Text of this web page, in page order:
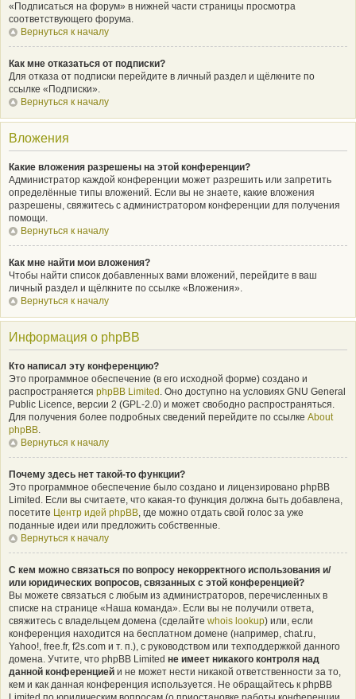
«Подписаться на форум» в нижней части страницы просмотра
соответствующего форума.
Вернуться к началу
Как мне отказаться от подписки?
Для отказа от подписки перейдите в личный раздел и щёлкните по
ссылке «Подписки».
Вернуться к началу
Вложения
Какие вложения разрешены на этой конференции?
Администратор каждой конференции может разрешить или запретить
определённые типы вложений. Если вы не знаете, какие вложения
разрешены, свяжитесь с администратором конференции для получения
помощи.
Вернуться к началу
Как мне найти мои вложения?
Чтобы найти список добавленных вами вложений, перейдите в ваш
личный раздел и щёлкните по ссылке «Вложения».
Вернуться к началу
Информация о phpBB
Кто написал эту конференцию?
Это программное обеспечение (в его исходной форме) создано и
распространяется phpBB Limited . Оно доступно на условиях GNU General
Public Licence, версии 2 (GPL-2.0) и может свободно распространяться.
Для получения более подробных сведений перейдите по ссылке About
phpBB.
Вернуться к началу
Почему здесь нет такой-то функции?
Это программное обеспечение было создано и лицензировано phpBB
Limited. Если вы считаете, что какая-то функция должна быть добавлена,
посетите Центр идей phpBB, где можно отдать свой голос за уже
поданные идеи или предложить собственные.
Вернуться к началу
С кем можно связаться по вопросу некорректного использования и/
или юридических вопросов, связанных с этой конференцией?
Вы можете связаться с любым из администраторов, перечисленных в
списке на странице «Наша команда». Если вы не получили ответа,
свяжитесь с владельцем домена (сделайте whois lookup) или, если
конференция находится на бесплатном домене (например, chat.ru,
Yahoo!, free.fr, f2s.com и т. п.), с руководством или техподдержкой данного
домена. Учтите, что phpBB Limited не имеет никакого контроля над
данной конференцией и не может нести никакой ответственности за то,
кем и как данная конференция используется. Не обращайтесь к phpBB